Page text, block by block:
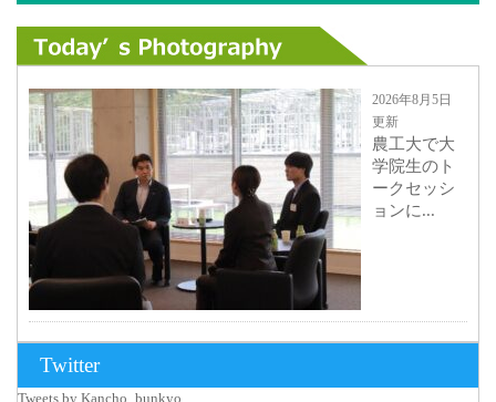
2026年8月5日
更新
農工大で大
学院生のト
ークセッシ
ョンに...
Twitter
Tweets by Kancho_bunkyo